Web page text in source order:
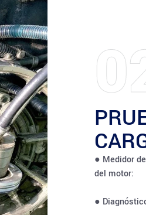
● Medidor
del motor:
●